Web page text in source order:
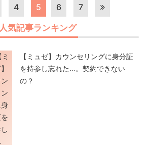
4 5 6 7
人気記事ランキング
【ミュゼ】カウンセリングに身分証
を持参し忘れた…。契約できない
の？